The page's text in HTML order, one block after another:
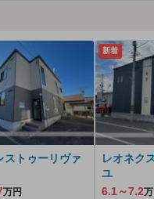
ストゥーリヴァ
万円
新着
レオネク
ユ
6.1～7.2